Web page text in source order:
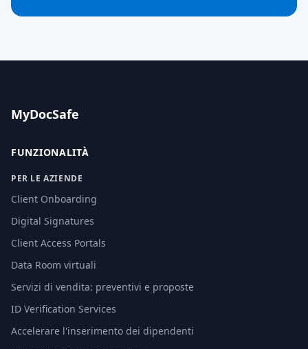
MyDocSafe
FUNZIONALITÀ
PER LE AZIENDE
Client Onboarding
Digital Signatures
Client Access Portals
Data Room virtuali
Servizi di vendita: preventivi e proposte
ID Verification Services
Accelerare l'inserimento dei dipendenti